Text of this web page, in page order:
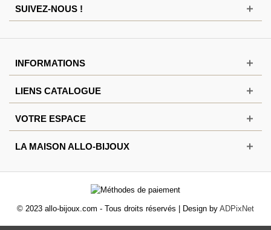
SUIVEZ-NOUS !
INFORMATIONS
LIENS CATALOGUE
VOTRE ESPACE
LA MAISON ALLO-BIJOUX
© 2023 allo-bijoux.com - Tous droits réservés | Design by ADPixNet